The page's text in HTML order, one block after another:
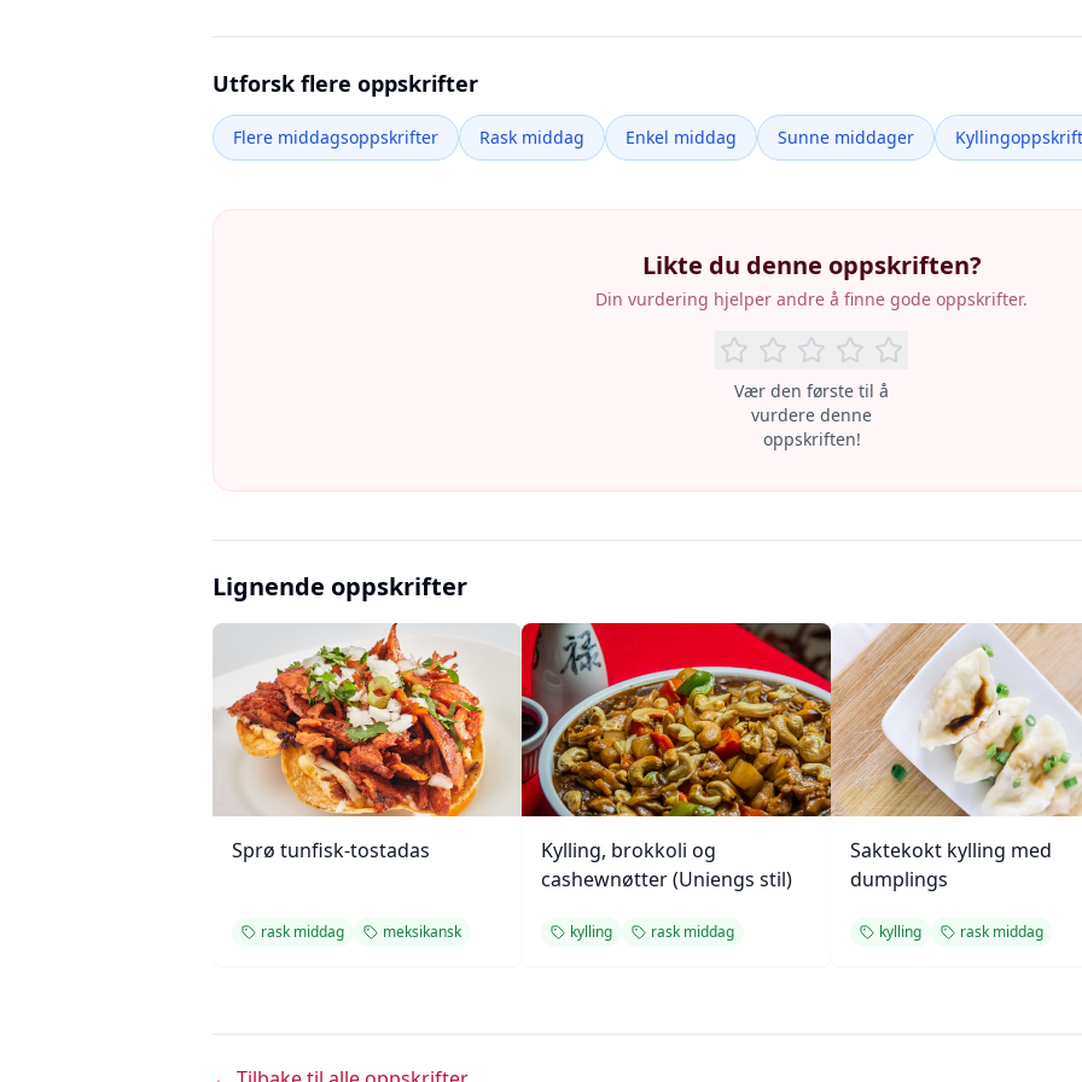
Utforsk flere oppskrifter
Flere middagsoppskrifter Rask middag Enkel middag Sunne middager
Likte du denne oppskriften?
Din vurdering hjelper andre å finne gode oppskrifter.
Vær den første til å
vurdere denne
oppskriften!
Lignende oppskrifter
Sprø tunfisk-tostadas
rask middag meksikansk
Kylling, brokkoli og
cashewnøtter (Uniengs stil)
kylling rask middag
Saktekokt kylling med
dumplings
kylling rask middag